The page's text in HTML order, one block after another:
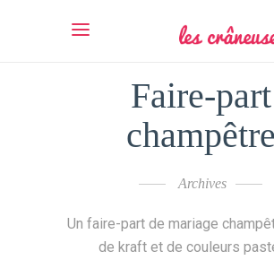
Faire-part
champêtre
Archives
Un faire-part de mariage
de kraft et de couleurs